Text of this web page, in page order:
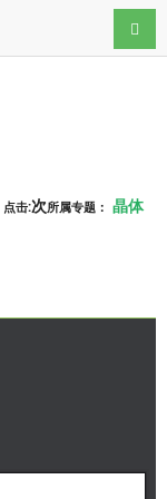
导航
点击:次所属专题： 晶体